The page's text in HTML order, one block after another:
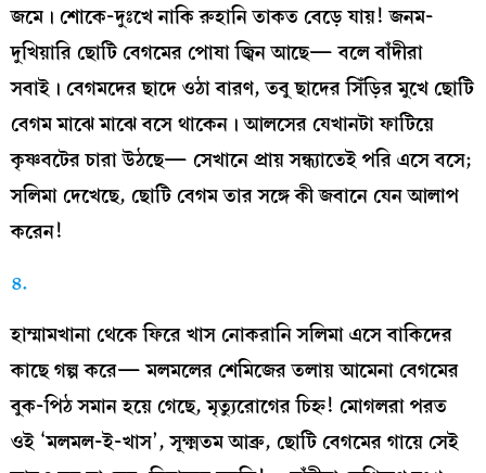
জমে। শোকে-দুঃখে নাকি রুহানি তাকত বেড়ে যায়! জনম-
দুখিয়ারি ছোটি বেগমের পোষা জ্বিন আছে— বলে বাঁদীরা
সবাই। বেগমদের ছাদে ওঠা বারণ, তবু ছাদের সিঁড়ির মুখে ছোটি
বেগম মাঝে মাঝে বসে থাকেন। আলসের যেখানটা ফাটিয়ে
কৃষ্ণবটের চারা উঠছে— সেখানে প্রায় সন্ধ্যাতেই পরি এসে বসে;
সলিমা দেখেছে, ছোটি বেগম তার সঙ্গে কী জবানে যেন আলাপ
করেন!
৪.
হাম্মামখানা থেকে ফিরে খাস নোকরানি সলিমা এসে বাকিদের
কাছে গল্প করে— মলমলের শেমিজের তলায় আমেনা বেগমের
বুক-পিঠ সমান হয়ে গেছে, মৃত্যুরোগের চিহ্ন! মোগলরা পরত
ওই ‘মলমল-ই-খাস’, সূক্ষ্মতম আব্রু, ছোটি বেগমের গায়ে সেই